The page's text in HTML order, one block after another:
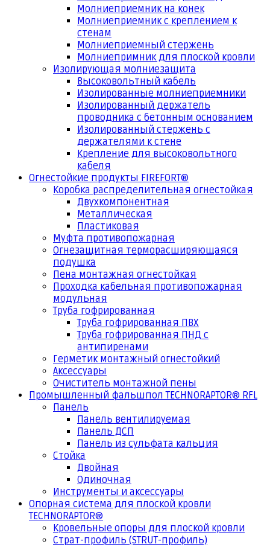
Молниеприемник на конек
Молниеприемник с креплением к
стенам
Молниеприемный стержень
Молниепримник для плоской кровли
Изолирующая молниезащита
Высоковольтный кабель
Изолированные молниеприемники
Изолированный держатель
проводника с бетонным основанием
Изолированный стержень с
держателями к стене
Крепление для высоковольтного
кабеля
Огнестойкие продукты FIREFORT®
Коробка распределительная огнестойкая
Двухкомпонентная
Металлическая
Пластиковая
Муфта противопожарная
Огнезащитная терморасширяющаяся
подушка
Пена монтажная огнестойкая
Проходка кабельная противопожарная
модульная
Труба гофрированная
Труба гофрированная ПВХ
Труба гофрированная ПНД с
антипиренами
Герметик монтажный огнестойкий
Аксессуары
Очиститель монтажной пены
Промышленный фальшпол TECHNORAPTOR® RFL
Панель
Панель вентилируемая
Панель ДСП
Панель из сульфата кальция
Стойка
Двойная
Одиночная
Инструменты и аксессуары
Опорная система для плоской кровли
TECHNORAPTOR®
Кровельные опоры для плоской кровли
Страт-профиль (STRUT-профиль)